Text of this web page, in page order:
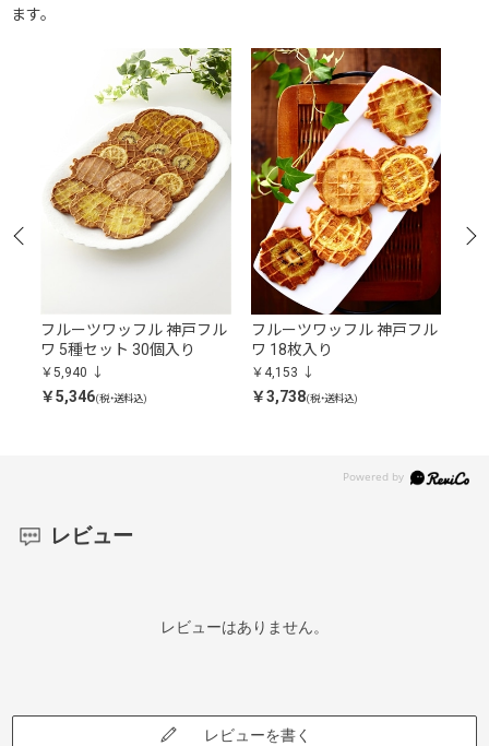
ます。
フルーツワッフル 神戸フル
ワ 5種セット 30個入り
￥5,940
￥5,346(税・送料込)
フルーツワッフル 神戸フル
ワ 18枚入り
￥4,153
￥3,738(税・送料込)
レビュー
レビューはありません。
レビューを書く